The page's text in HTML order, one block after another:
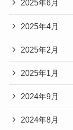
2025年6月
2025年4月
2025年2月
2025年1月
2024年9月
2024年8月